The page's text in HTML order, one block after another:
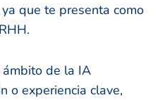
que te presenta como
de la IA
o experiencia clave,